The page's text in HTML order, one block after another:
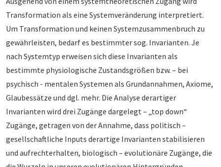
Transformation als eine Systemveränderung interpretiert.
Um Transformation und keinen Systemzusammenbruch zu
gewährleisten, bedarf es bestimmter sog. Invarianten. Je
nach Systemtyp erweisen sich diese Invarianten als
bestimmte physiologische Zustandsgrößen bzw. – bei
psychisch - mentalen Systemen als Grundannahmen, Axiome,
Glaubessätze und dgl. mehr. Die Analyse derartiger
Invarianten wird drei Zugänge dargelegt – „top down“
Zugänge, getragen von der Annahme, dass politisch –
gesellschaftliche Inputs derartige Invarianten stabilisieren
und aufrechterhalten, biologisch – evolutionäre Zugänge, die